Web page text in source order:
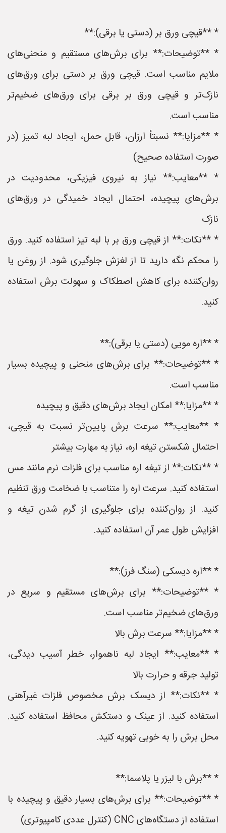
* **قیچی ورق بر (دستی یا برقی):**
* **توضیحات:** برای برش‌های مستقیم و منحنی‌های
ملایم مناسب است. قیچی ورق بر دستی برای ورق‌های
نازک‌تر و قیچی ورق بر برقی برای ورق‌های ضخیم‌تر
مناسب است.
* **مزایا:** نسبتاً ارزان، قابل حمل، ایجاد لبه تمیز (در
صورت استفاده صحیح)
* **معایب:** نیاز به نیروی فیزیکی، محدودیت در
برش‌های پیچیده، احتمال ایجاد خمیدگی در ورق‌های
نازک
* **نکات:** از قیچی ورق بر با لبه تیز استفاده کنید. ورق
را محکم نگه دارید تا از لغزش جلوگیری شود. از روغن یا
روان‌کننده برای کاهش اصطکاک و سهولت برش استفاده
کنید.
* **اره مویی (دستی یا برقی):**
* **توضیحات:** برای برش‌های منحنی و پیچیده بسیار
مناسب است.
* **مزایا:** امکان ایجاد برش‌های دقیق و پیچیده
* **معایب:** سرعت برش پایین‌تر نسبت به قیچی،
احتمال شکستن تیغه اره، نیاز به مهارت بیشتر
* **نکات:** از تیغه اره مناسب برای فلزات نرم مانند مس
استفاده کنید. سرعت اره را متناسب با ضخامت ورق تنظیم
کنید. از روان‌کننده برای جلوگیری از گرم شدن تیغه و
افزایش طول عمر آن استفاده کنید.
* **اره دیسکی (سنگ فرز):**
* **توضیحات:** برای برش‌های مستقیم و سریع در
ورق‌های ضخیم‌تر مناسب است.
* **مزایا:** سرعت برش بالا
* **معایب:** ایجاد لبه ناهموار، خطر آسیب دیدگی،
تولید جرقه و حرارت بالا
* **نکات:** از دیسک برش مخصوص فلزات غیرآهنی
استفاده کنید. از عینک و دستکش محافظ استفاده کنید.
محل برش را به خوبی تهویه کنید.
* **برش با لیزر یا پلاسما:**
* **توضیحات:** برای برش‌های بسیار دقیق و پیچیده با
استفاده از دستگاه‌های CNC (کنترل عددی کامپیوتری)